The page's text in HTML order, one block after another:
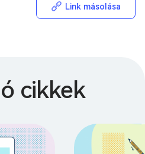
Link másolása
cikkek